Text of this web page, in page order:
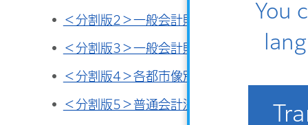
You
＜分割版2＞一般会計財務諸表の要旨（
＜分割版3＞一般会計財務諸表の分析（
＜分割版4＞各都市像別の分析と取組（
＜分割版5＞普通会計決算の概要（PDF：